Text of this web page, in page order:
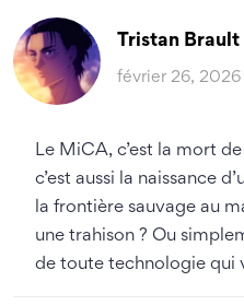
Tristan Brault
février 26, 2026
Le MiCA, c’est la mort
c’est aussi la naissance
la frontière sauvage au
une trahison ? Ou
de toute technologie qui